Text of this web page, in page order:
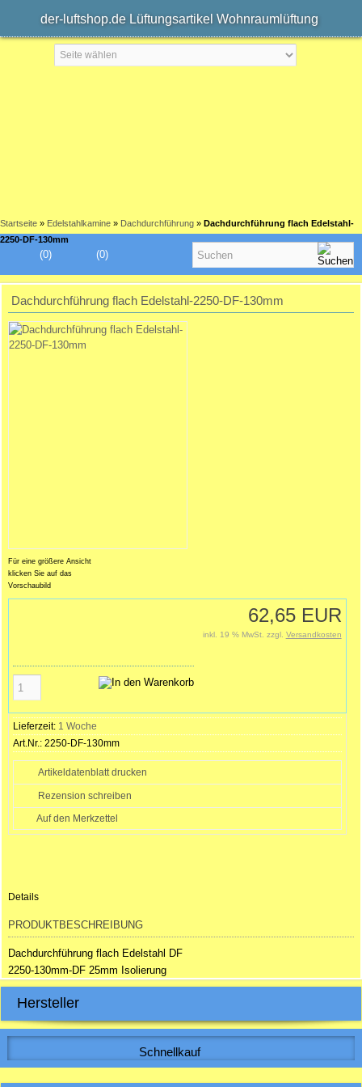
der-luftshop.de Lüftungsartikel Wohnraumlüftung
Startseite » Edelstahlkamine » Dachdurchführung » Dachdurchführung flach Edelstahl-
2250-DF-130mm
(0)
(0)
Dachdurchführung flach Edelstahl-2250-DF-130mm
Für eine größere Ansicht
klicken Sie auf das
Vorschaubild
62,65 EUR
inkl. 19 % MwSt. zzgl. Versandkosten
Lieferzeit: 1 Woche
Art.Nr.: 2250-DF-130mm
Artikeldatenblatt drucken
Rezension schreiben
Details
PRODUKTBESCHREIBUNG
Dachdurchführung flach Edelstahl DF
2250-130mm-DF 25mm Isolierung
Hersteller
Schnellkauf